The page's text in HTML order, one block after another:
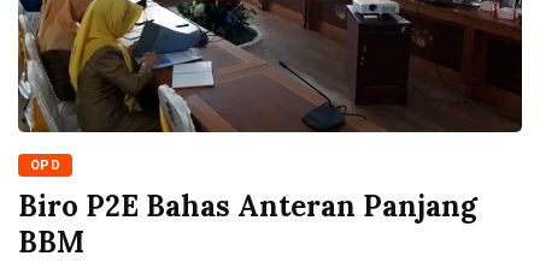
OPD
Biro P2E Bahas Anteran Panjang
BBM